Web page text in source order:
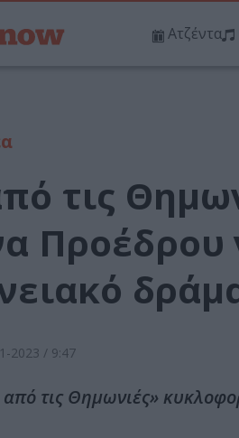
Ατζέντα
τις
Προέδρου
2023 / 9:47
τις Θημωνιές»